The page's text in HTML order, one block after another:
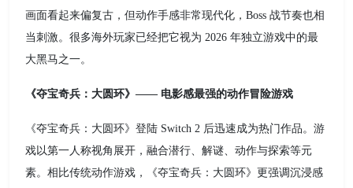
画面看起来偏复古，但动作手感非常现代化，Boss 战节奏也相
当刺激。很多海外玩家已经把它视为 2026 年独立游戏中的最
大黑马之一。
《夺宝奇兵：大圆环》—— 电影感最强的动作冒险游戏
《夺宝奇兵：大圆环》登陆 Switch 2 后迅速成为热门作品。游
戏以第一人称视角展开，融合潜行、解谜、动作与探索等元
素。相比传统动作游戏，《夺宝奇兵：大圆环》更强调沉浸感